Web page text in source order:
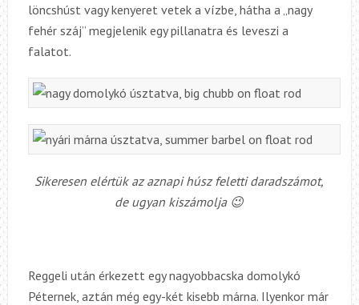
löncshúst vagy kenyeret vetek a vízbe, hátha a „nagy
fehér száj” megjelenik egy pillanatra és leveszi a
falatot.
Sikeresen elértük az aznapi húsz feletti daradszámot,
de ugyan kiszámolja 😉
Reggeli után érkezett egy nagyobbacska domolykó
Péternek, aztán még egy-két kisebb márna. Ilyenkor már